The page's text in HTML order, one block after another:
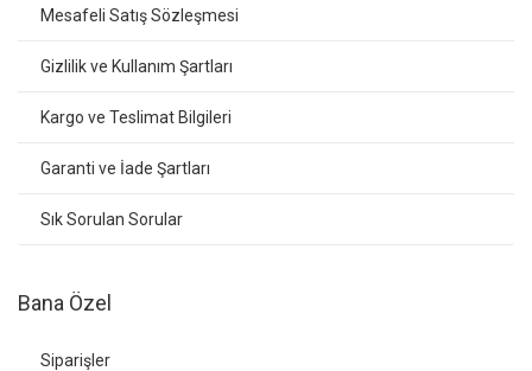
Mesafeli Satış Sözleşmesi
Gizlilik ve Kullanım Şartları
Kargo ve Teslimat Bilgileri
Garanti ve İade Şartları
Sık Sorulan Sorular
Bana Özel
Siparişler